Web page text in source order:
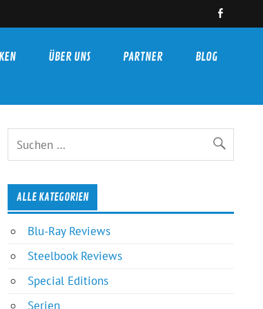
ÜBER UNS PARTNER BLOG
ALLE KATEGORIEN
Blu-Ray Reviews
Steelbook Reviews
Special Editions
Serien